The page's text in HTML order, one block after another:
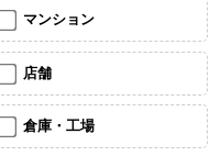
マンション
店舗
倉庫・工場